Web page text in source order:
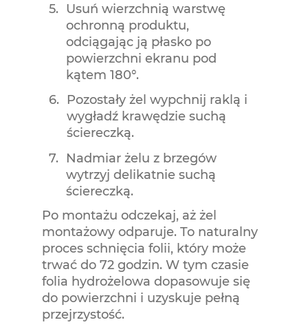
Usuń wierzchnią warstwę
ochronną produktu,
odciągając ją płasko po
powierzchni ekranu pod
kątem 180°.
Pozostały żel wypchnij raklą i
wygładź krawędzie suchą
ściereczką.
Nadmiar żelu z brzegów
wytrzyj delikatnie suchą
ściereczką.
Po montażu odczekaj, aż żel
montażowy odparuje. To naturalny
proces schnięcia folii, który może
trwać do 72 godzin. W tym czasie
folia hydrożelowa dopasowuje się
do powierzchni i uzyskuje pełną
przejrzystość.